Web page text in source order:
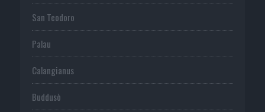
San Teodoro
Palau
Calangianus
Buddusò